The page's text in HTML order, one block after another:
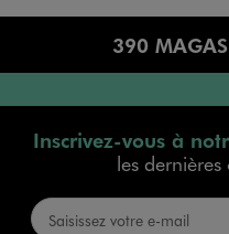
390
Inscrivez-vous à
les